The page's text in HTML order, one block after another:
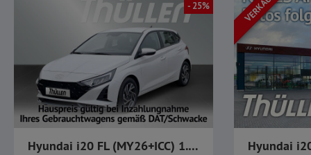
- 25%
Hyundai i20 FL (MY26+ICC) 1.0 T-GDI Trend, Komfort-Paket